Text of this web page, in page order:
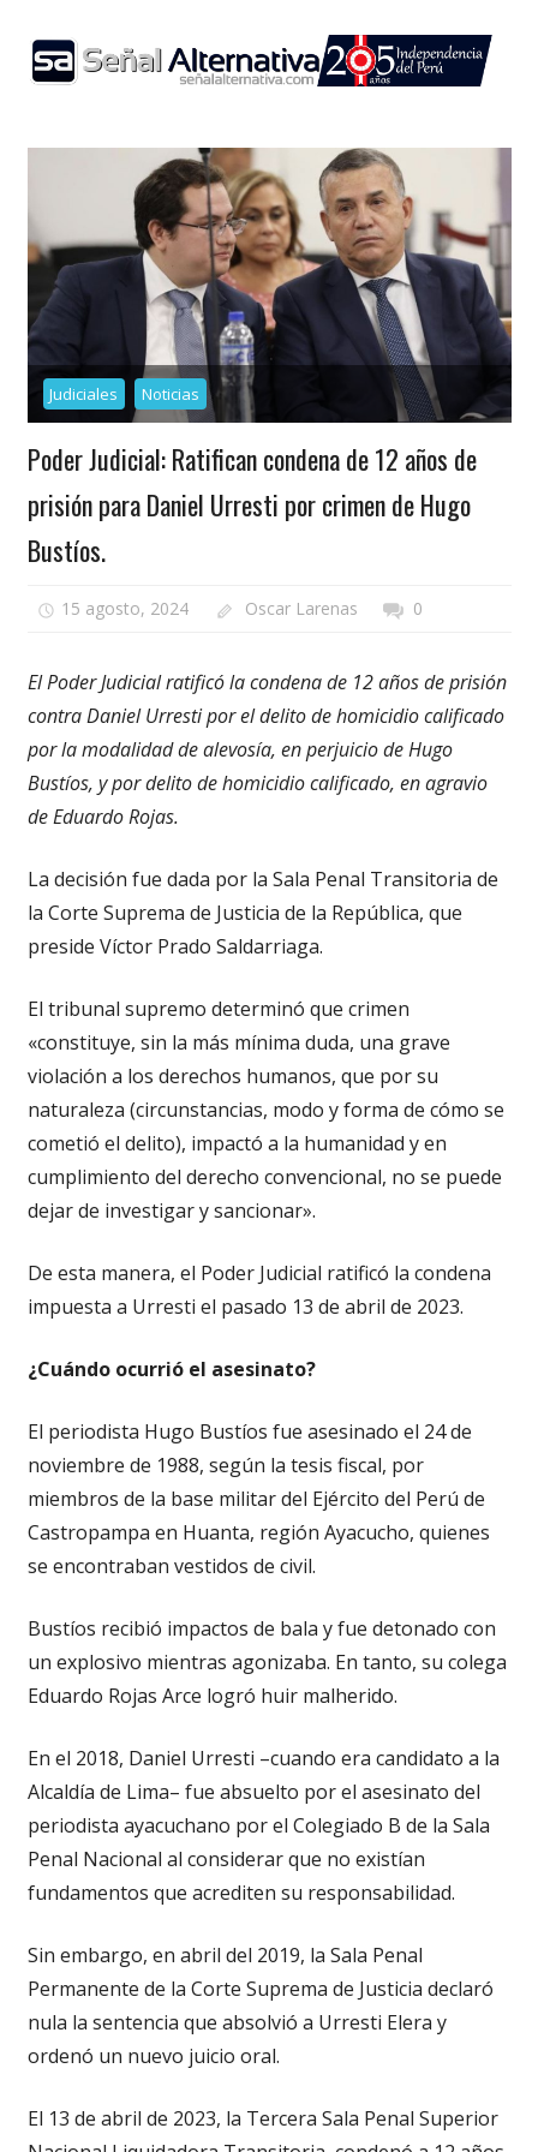
content
Judiciales Noticias
Poder Judicial: Ratifican condena de 12 años de
prisión para Daniel Urresti por crimen de Hugo
Bustíos.
15 agosto, 2024 Oscar Larenas 0
El Poder Judicial ratificó la condena de 12 años de prisión
contra Daniel Urresti por el delito de homicidio calificado
por la modalidad de alevosía, en perjuicio de Hugo
Bustíos, y por delito de homicidio calificado, en agravio
de Eduardo Rojas.
La decisión fue dada por la Sala Penal Transitoria de
la Corte Suprema de Justicia de la República, que
preside Víctor Prado Saldarriaga.
El tribunal supremo determinó que crimen
«constituye, sin la más mínima duda, una grave
violación a los derechos humanos, que por su
naturaleza (circunstancias, modo y forma de cómo se
cometió el delito), impactó a la humanidad y en
cumplimiento del derecho convencional, no se puede
dejar de investigar y sancionar».
De esta manera, el Poder Judicial ratificó la condena
impuesta a Urresti el pasado 13 de abril de 2023.
¿Cuándo ocurrió el asesinato?
El periodista Hugo Bustíos fue asesinado el 24 de
noviembre de 1988, según la tesis fiscal, por
miembros de la base militar del Ejército del Perú de
Castropampa en Huanta, región Ayacucho, quienes
se encontraban vestidos de civil.
Bustíos recibió impactos de bala y fue detonado con
un explosivo mientras agonizaba. En tanto, su colega
Eduardo Rojas Arce logró huir malherido.
En el 2018, Daniel Urresti –cuando era candidato a la
Alcaldía de Lima– fue absuelto por el asesinato del
periodista ayacuchano por el Colegiado B de la Sala
Penal Nacional al considerar que no existían
fundamentos que acrediten su responsabilidad.
Sin embargo, en abril del 2019, la Sala Penal
Permanente de la Corte Suprema de Justicia declaró
nula la sentencia que absolvió a Urresti Elera y
ordenó un nuevo juicio oral.
El 13 de abril de 2023, la Tercera Sala Penal Superior